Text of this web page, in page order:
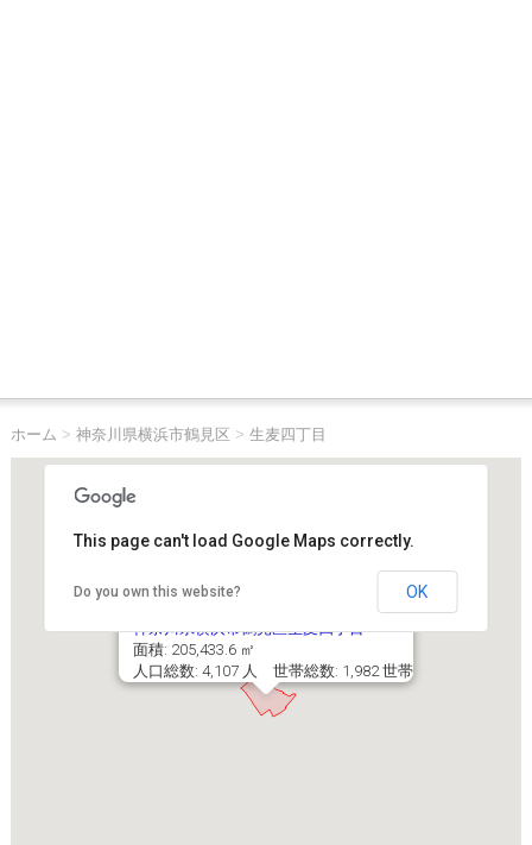
ホーム > 神奈川県横浜市鶴見区 > 生麦四丁目
神奈川県横浜市鶴見区生麦四丁目
面積: 205,433.6 ㎡
人口総数: 4,107 人 世帯総数: 1,982 世帯
This page can't load Google Maps correctly.
Do you own this website? OK